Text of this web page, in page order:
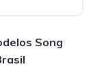
Song